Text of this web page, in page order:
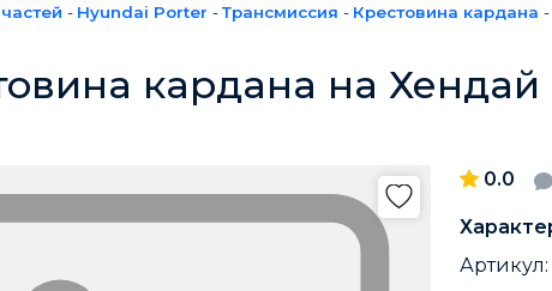
- Hyundai Porter -Трансмиссия - Крестовина кардана -
кардана на
0.0
Артикул: